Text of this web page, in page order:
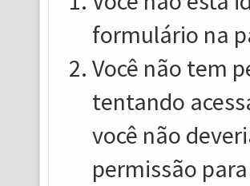
formulário na
Você não tem
tentando
você não
permissão